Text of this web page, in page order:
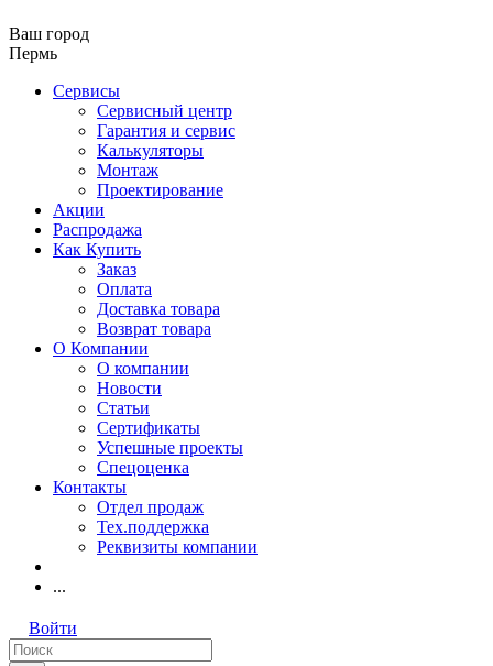
Ваш город
Пермь
Сервисы
Сервисный центр
Гарантия и сервис
Калькуляторы
Монтаж
Проектирование
Акции
Распродажа
Как Купить
Заказ
Оплата
Доставка товара
Возврат товара
О Компании
О компании
Новости
Статьи
Сертификаты
Успешные проекты
Спецоценка
Контакты
Отдел продаж
Тех.поддержка
Реквизиты компании
...
Войти